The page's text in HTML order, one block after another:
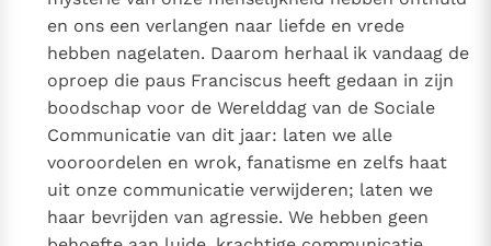
en ons een verlangen naar liefde en vrede
hebben nagelaten. Daarom herhaal ik vandaag de
oproep die paus Franciscus heeft gedaan in zijn
boodschap voor de Werelddag van de Sociale
Communicatie van dit jaar: laten we alle
vooroordelen en wrok, fanatisme en zelfs haat
uit onze communicatie verwijderen; laten we
haar bevrijden van agressie. We hebben geen